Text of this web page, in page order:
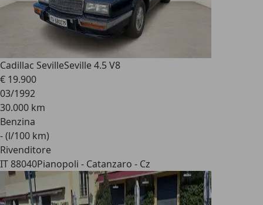
Cadillac SevilleSeville 4.5 V8
€ 19.900
03/1992
30.000 km
Benzina
- (l/100 km)
Rivenditore
IT 88040Pianopoli - Catanzaro - Cz